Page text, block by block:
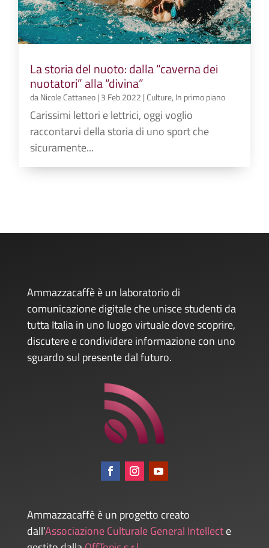
La storia del nuoto: dalla “caverna dei
nuotatori” alla “divina”
daNicole Cattaneo| 3 Feb 2022 |Culture, In primo piano
Carissimi lettori e lettrici, oggi voglio
raccontarvi della storia di uno sport che
sicuramente...
Ammazzacaffè è un laboratorio di
comunicazione digitale che unisce studenti da
tutta Italia in uno luogo virtuale dove scoprire,
discutere e condividere informazione con uno
sguardo sul presente dal futuro.
Ammazzacaffè è un progetto creato
dall’Associazione Culturale General Intellecte